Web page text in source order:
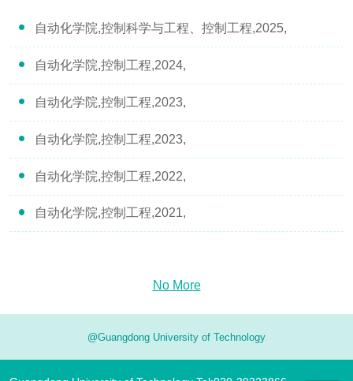
自动化学院,控制科学与工程、控制工程,2025,
自动化学院,控制工程,2024,
自动化学院,控制工程,2023,
自动化学院,控制工程,2023,
自动化学院,控制工程,2022,
自动化学院,控制工程,2021,
No More
@Guangdong University of Technology